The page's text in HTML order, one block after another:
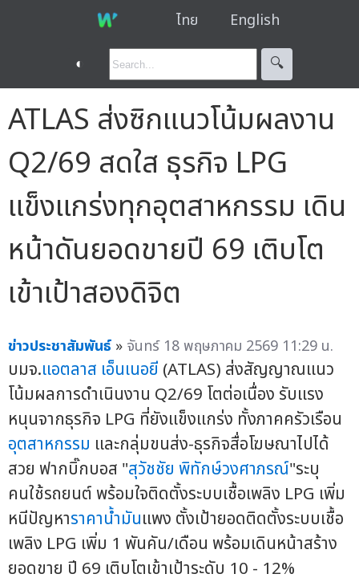
ไทย English
◐ 🔍︎
ATLAS ส่งซิกแนวโน้มผลงาน
Q2/69 สดใส ธุรกิจ LPG
แข็งแกร่งทุกอุตสาหกรรม เดิน
หน้าดันยอดขายปี 69 เติบโต
เข้าเป้าสองดิจิต
ข่าวประชาสัมพันธ์ » จันทร์ 18 พฤษภาคม 2569 11:29 น.
บมจ.แอตลาส เอ็นเนอยี (ATLAS) ส่งสัญญาณแนว
โน้มผลการดำเนินงาน Q2/69 โตต่อเนื่อง รับแรง
หนุนจากธุรกิจ LPG ที่ยังแข็งแกร่ง ทั้งภาคครัวเรือน
อุตสาหกรรม และกลุ่มขนส่ง-ธุรกิจสื่อโฆษณาไปได้
สวย ฟากบิ๊กบอส "สุวัชชัย พิทักษ์วงศาภรณ์"ระบุ
คนใช้รถยนต์ พร้อมใจติดตั้งระบบเชื้อเพลิง LPG เพิ่ม
หนีปัญหาราคาน้ำมันแพง ตั้งเป้ายอดติดตั้งระบบเชื้อ
เพลิง LPG เพิ่ม 1 พันคัน/เดือน พร้อมเดินหน้าสร้าง
ยอดขาย ปี 69 เติบโตเข้าเป้าระดับ 10 - 12%